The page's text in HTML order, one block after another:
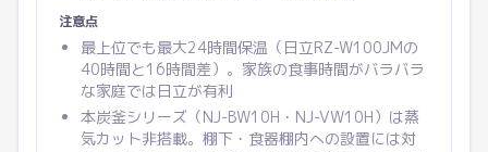
注意点
最上位でも最大24時間保温（日立RZ-W100JMの
40時間と16時間差）。家族の食事時間がバラバラ
な家庭では日立が有利
本炭釜シリーズ（NJ-BW10H・NJ-VW10H）は蒸
気カット非搭載。棚下・食器棚内への設置には対